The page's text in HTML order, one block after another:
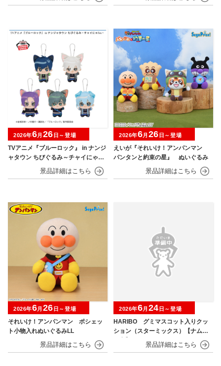
TVアニメ『ブルーロック』 in ナンジ
ャタウン ちびぐるみ～チャイにゃFe
2026年6月 26 日～登場
えいが『それいけ！アンパンマン
パンタンと約束の星』 ぬいぐるみ
2026年6月 26 日～登場
それいけ！アンパンマン ポシェッ
ト小物入れぬいぐるみLL
2026年6月 26 日～登場
HARIBO グミマスコット入りクッ
ション（スターミックス）【ナムコ
2026年6月 24 日～登場